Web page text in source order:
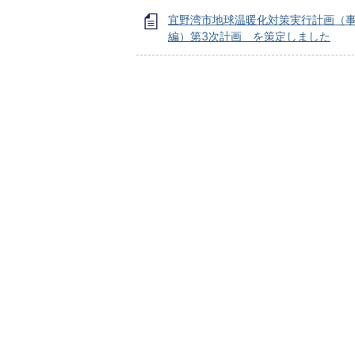
宜野湾市地球温暖化対策実行計画（
編）第3次計画 を策定しました